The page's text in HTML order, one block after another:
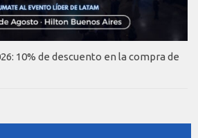
10% de descuento en la compra de